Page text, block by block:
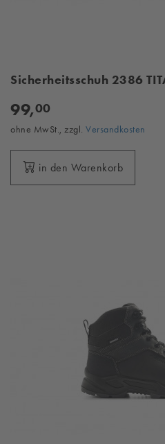
Sicherheitsschuh 2386
99,00
ohne MwSt., zzgl. Versandkosten
in den Warenkorb